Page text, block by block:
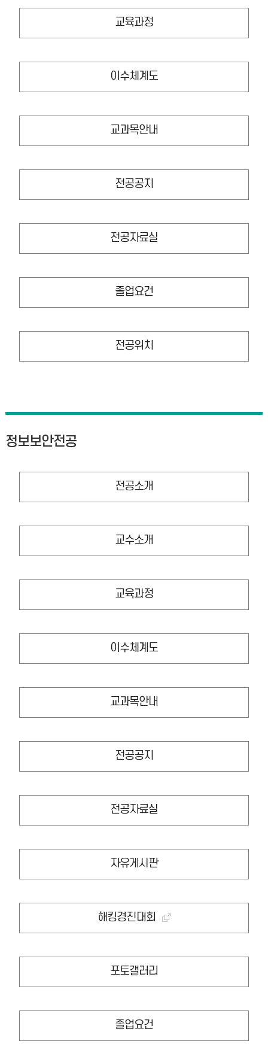
교육과정
이수체계도
교과목안내
전공공지
전공자료실
졸업요건
전공위치
정보보안전공
전공소개
교수소개
교육과정
이수체계도
교과목안내
전공공지
전공자료실
자유게시판
해킹경진대회
포토갤러리
졸업요건